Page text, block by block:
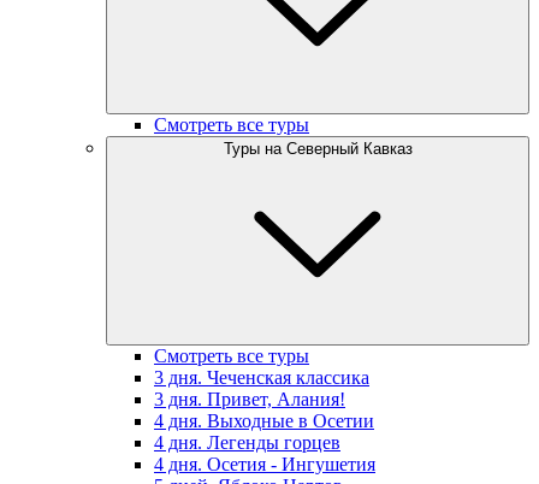
Смотреть все туры
Туры на Северный Кавказ
Смотреть все туры
3 дня. Чеченская классика
3 дня. Привет, Алания!
4 дня. Выходные в Осетии
4 дня. Легенды горцев
4 дня. Осетия - Ингушетия